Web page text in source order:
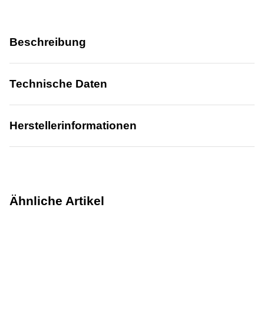
Beschreibung
Technische Daten
Herstellerinformationen
Ähnliche Artikel